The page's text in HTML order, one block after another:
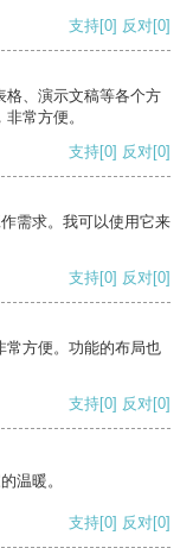
支持[0] 反对[0]
格、演示文稿等各个方
常方便。
支持[0] 反对[0]
需求。我可以使用它来
支持[0] 反对[0]
常方便。功能的布局也
支持[0] 反对[0]
温暖。
支持[0] 反对[0]